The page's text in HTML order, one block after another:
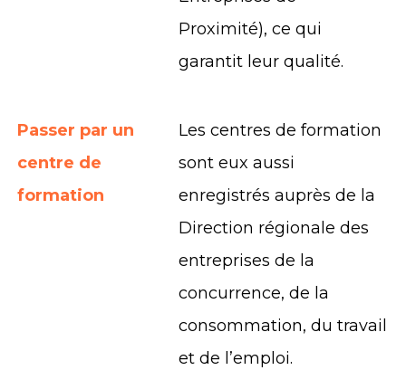
Proximité), ce qui
garantit leur qualité.
Passer par un
centre de
formation
Les centres de formation
sont eux aussi
enregistrés auprès de la
Direction régionale des
entreprises de la
concurrence, de la
consommation, du travail
et de l’emploi.